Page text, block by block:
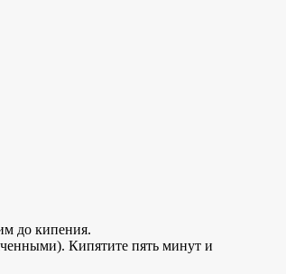
до кипения.
Кипятите пять минут и